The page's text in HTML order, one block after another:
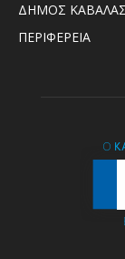
ΔΗΜΟΣ ΚΑΒΑΛΑΣ
ΠΕΡΙΦΕΡΕΙΑ